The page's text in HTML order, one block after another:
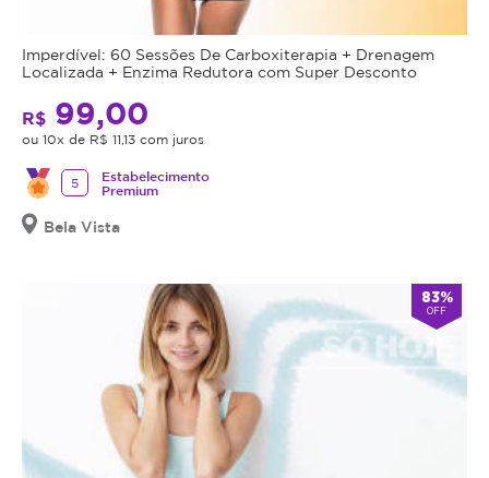
Imperdível: 60 Sessões De Carboxiterapia + Drenagem
Localizada + Enzima Redutora com Super Desconto
R$ 99,00
ou 10x de R$ 11,13 com juros
5
Estabelecimento
Premium
Bela Vista
83%
OFF